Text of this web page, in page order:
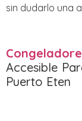
sin dudarlo una
Accesible
Puerto Eten